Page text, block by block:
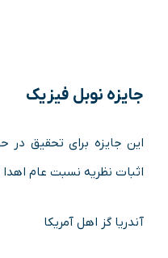
جایزه نوبل فیزیک
این جایزه برای تحقیق در
اثبات نظریه نسبت عام
آندریا گز اهل آمریکا